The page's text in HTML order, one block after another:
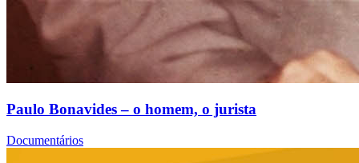
Paulo Bonavides – o homem, o jurista
Documentários